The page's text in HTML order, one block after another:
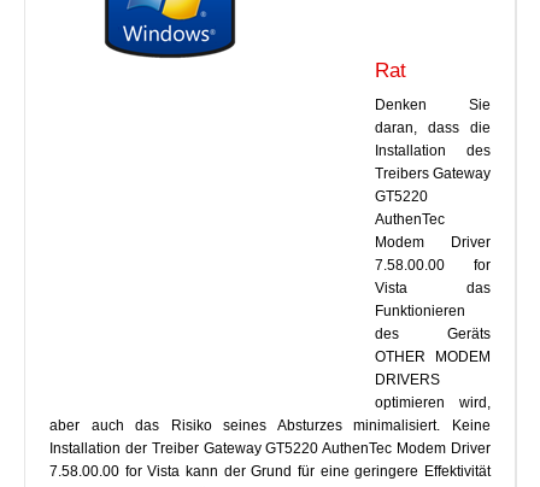
Rat
Denken Sie
daran, dass die
Installation des
Treibers Gateway
GT5220
AuthenTec
Modem Driver
7.58.00.00 for
Vista das
Funktionieren
des Geräts
OTHER MODEM
DRIVERS
optimieren wird,
aber auch das Risiko seines Absturzes minimalisiert. Keine
Installation der Treiber Gateway GT5220 AuthenTec Modem Driver
7.58.00.00 for Vista kann der Grund für eine geringere Effektivität